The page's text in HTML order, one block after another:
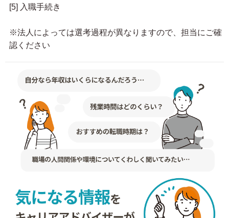
[5] 入職手続き
※法人によっては選考過程が異なりますので、担当にご確
認ください